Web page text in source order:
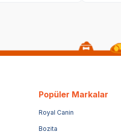
Popüler Markalar
Royal Canin
Bozita